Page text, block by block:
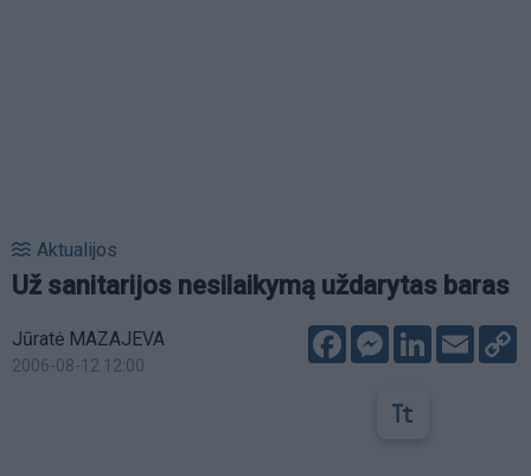
Aktualijos
Už sanitarijos nesilaikymą uždarytas baras
Jūratė MAZAJEVA
2006-08-12 12:00
FacebookMessenger
LinkedIn
Email